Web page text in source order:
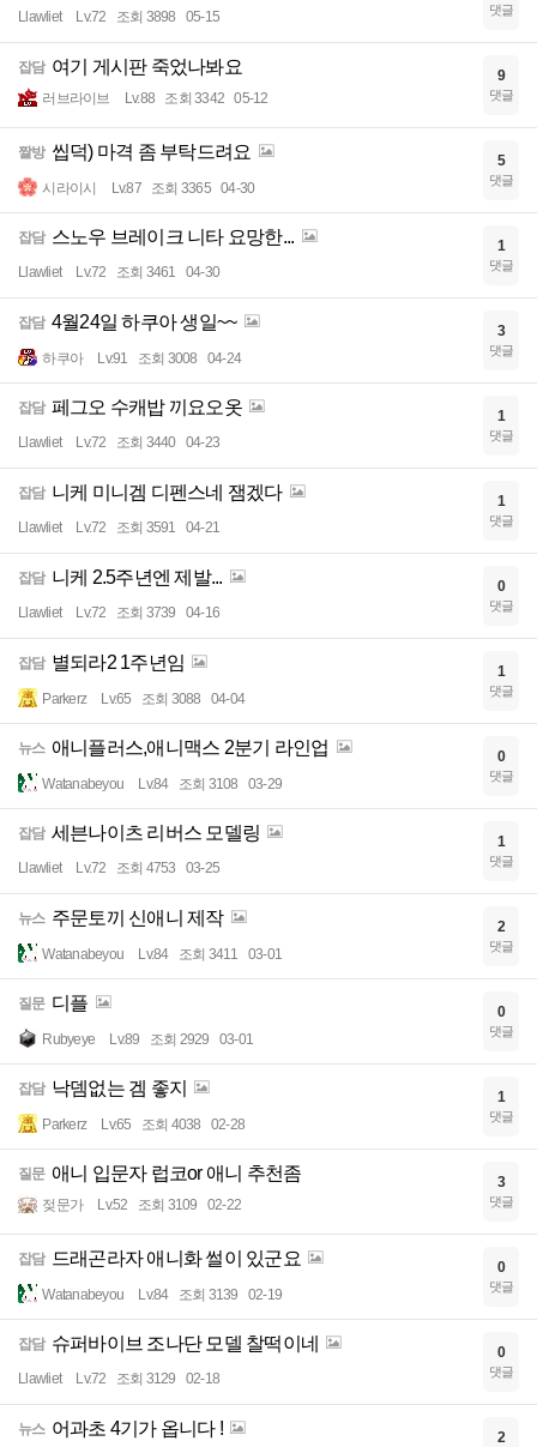
Llawliet Lv.72 조회 3898 05-15 댓글
잡담 여기 게시판 죽었나봐요
러브라이브 Lv.88 조회 3342 05-12
9
댓글
짤방 씹덕) 마격 좀 부탁드려요
시라이시 Lv.87 조회 3365 04-30
5
댓글
잡담 스노우 브레이크 니타 요망한...
Llawliet Lv.72 조회 3461 04-30
1
댓글
잡담 4월24일 하쿠아 생일~~
하쿠아 Lv.91 조회 3008 04-24
3
댓글
잡담 페그오 수캐밥 끼요오옷
Llawliet Lv.72 조회 3440 04-23
1
댓글
잡담 니케 미니겜 디펜스네 잼겠다
Llawliet Lv.72 조회 3591 04-21
1
댓글
잡담 니케 2.5주년엔 제발...
Llawliet Lv.72 조회 3739 04-16
0
댓글
잡담 별되라2 1주년임
Parkerz Lv.65 조회 3088 04-04
1
댓글
뉴스 애니플러스,애니맥스 2분기 라인업
Watanabeyou Lv.84 조회 3108 03-29
0
댓글
잡담 세븐나이츠 리버스 모델링
Llawliet Lv.72 조회 4753 03-25
1
댓글
뉴스 주문토끼 신애니 제작
Watanabeyou Lv.84 조회 3411 03-01
2
댓글
질문 디플
Rubyeye Lv.89 조회 2929 03-01
0
댓글
잡담 낙뎀없는 겜 좋지
Parkerz Lv.65 조회 4038 02-28
1
댓글
질문 애니 입문자 럽코or 애니 추천좀
젖문가 Lv.52 조회 3109 02-22
3
댓글
잡담 드래곤라자 애니화 썰이 있군요
Watanabeyou Lv.84 조회 3139 02-19
0
댓글
잡담 슈퍼바이브 조나단 모델 찰떡이네
Llawliet Lv.72 조회 3129 02-18
0
댓글
뉴스 어과초 4기가 옵니다 ! 2